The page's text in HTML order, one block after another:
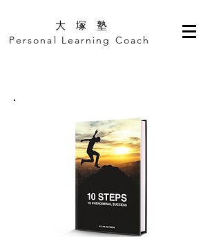
​大 塚 塾
Personal Learning Coach